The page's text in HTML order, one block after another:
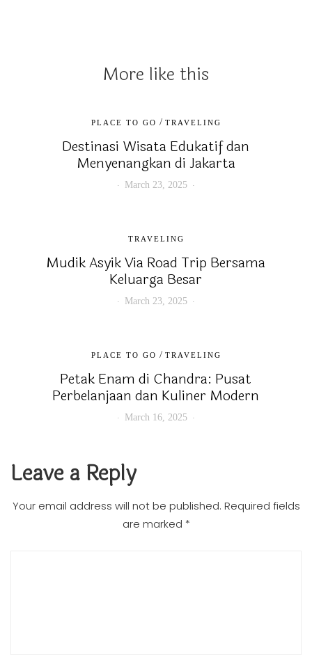
More like this
PLACE TO GO / TRAVELING
Destinasi Wisata Edukatif dan
Menyenangkan di Jakarta
March 23, 2025
TRAVELING
Mudik Asyik Via Road Trip Bersama
Keluarga Besar
March 23, 2025
PLACE TO GO / TRAVELING
Petak Enam di Chandra: Pusat
Perbelanjaan dan Kuliner Modern
March 16, 2025
Leave a Reply
Your email address will not be published. Required fields
are marked *